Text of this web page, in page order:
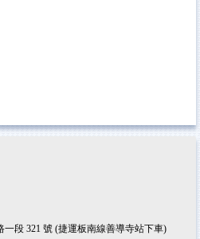
一段 321 號 (捷運板南線善導寺站下車)